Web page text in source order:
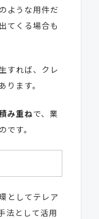
ような用件だ
てくる場合も
すれば、クレ
ます。
み重ねで、業
す。
としてテレア
法として活用